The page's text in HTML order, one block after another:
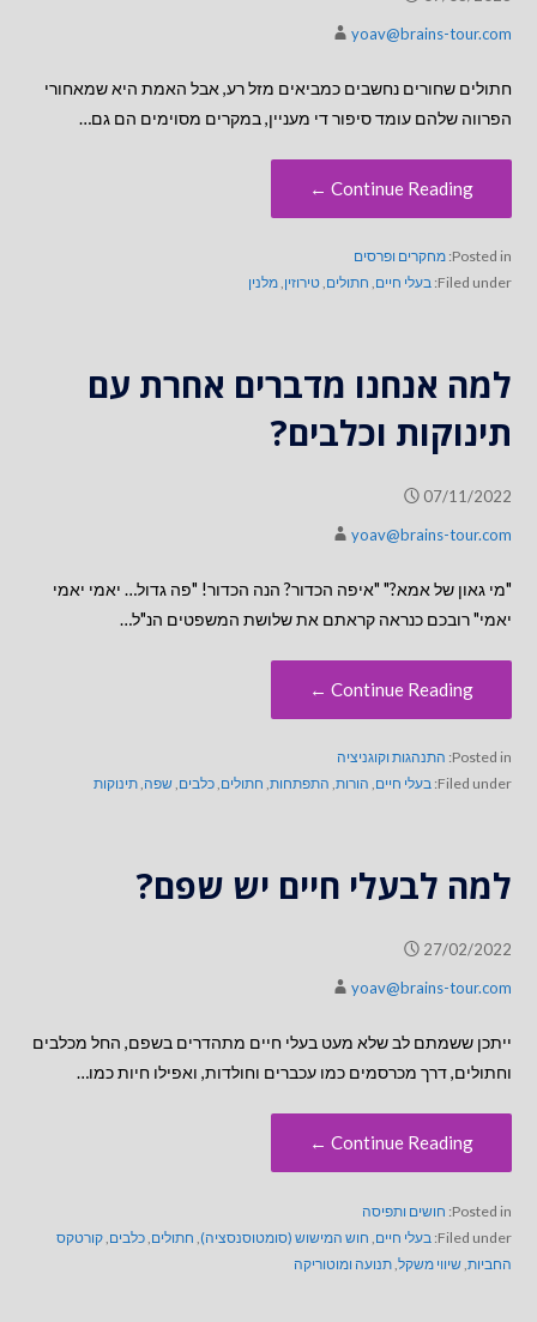
yoav@brains-tour.com
חתולים שחורים נחשבים כמביאים מזל רע, אבל האמת היא שמאחורי
הפרווה שלהם עומד סיפור די מעניין, במקרים מסוימים הם גם…
Continue Reading ←
Posted in: מחקרים ופרסים
Filed under: בעלי חיים, חתולים,טירוזין,מלנין
למה אנחנו מדברים אחרת עם
תינוקות וכלבים?
07/11/2022
yoav@brains-tour.com
"מי גאון של אמא?" "איפה הכדור? הנה הכדור! "פה גדול… יאמי יאמי
יאמי" רובכם כנראה קראתם את שלושת המשפטים הנ"ל…
Continue Reading ←
Posted in: התנהגות וקוגניציה
Filed under: בעלי חיים, הורות, התפתחות, חתולים,כלבים,שפה,תינוקות
למה לבעלי חיים יש שפם?
27/02/2022
yoav@brains-tour.com
ייתכן ששמתם לב שלא מעט בעלי חיים מתהדרים בשפם, החל מכלבים
וחתולים, דרך מכרסמים כמו עכברים וחולדות, ואפילו חיות כמו…
Continue Reading ←
Posted in: חושים ותפיסה
Filed under: בעלי חיים חוש המישוש (סומטוסנסציה), חתולים כלבים קורטקס
החביות, שיווי משקל, תנועה ומוטוריקה